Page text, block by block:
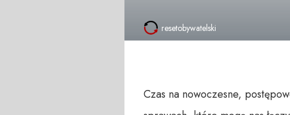
resetobywatelski
Czas na nowoczesne,